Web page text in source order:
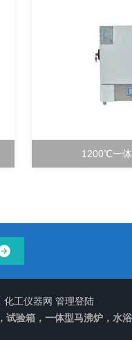
1200℃一
化工仪器网 管理登陆
验箱，一体型马沸炉，水